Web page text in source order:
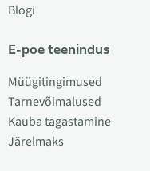
Blogi
E-poe teenindus
Müügitingimused
Tarnevõimalused
Kauba tagastamine
Järelmaks